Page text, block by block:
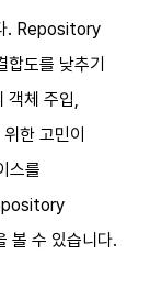
. Repository
합도를 낮추기
객체 주입,
한 고민이
스를
볼 수 있습니다.